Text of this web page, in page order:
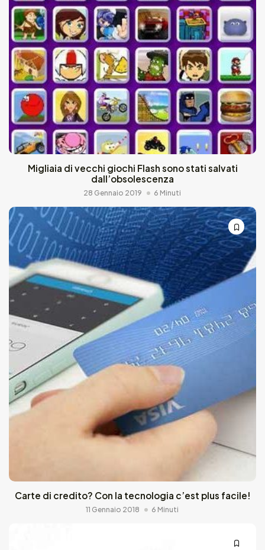
Migliaia di vecchi giochi Flash sono stati salvati
dall’obsolescenza
28 Gennaio 2019 6 Minuti
Carte di credito? Con la tecnologia c’est plus facile!
11 Gennaio 2018 6 Minuti